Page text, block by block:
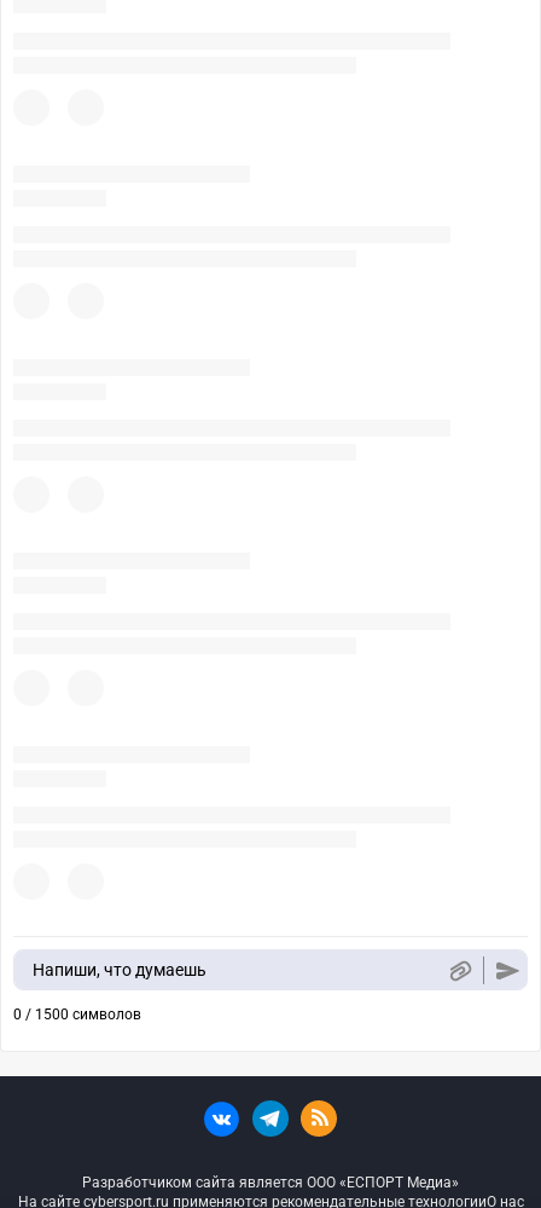
Напиши, что думаешь
0 / 1500 символов
Разработчиком сайта является ООО «ЕСПОРТ Медиа»
На сайте cybersport.ru применяются рекомендательные технологииО нас